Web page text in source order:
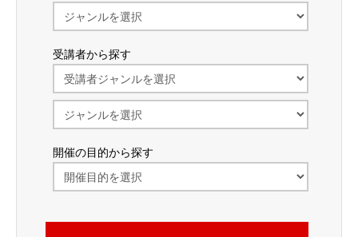
受講者から探す
開催の目的から探す